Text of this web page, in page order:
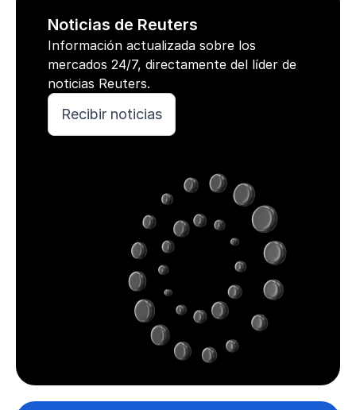
Noticias de Reuters
Información actualizada sobre los
mercados 24/7, directamente del líder de
noticias Reuters.
Recibir noticias